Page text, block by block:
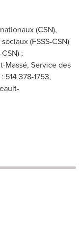
(CSN),
(FSSS-CSN)
;
Massé, Service des
378-1753,